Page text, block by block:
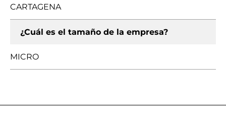
CARTAGENA
¿Cuál es el tamaño de la empresa?
MICRO